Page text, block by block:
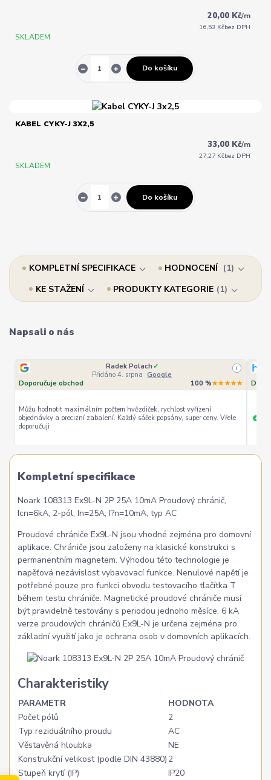
20,00 Kč/m
16,53 Kčbez DPH
SKLADEM
Do košíku
KABEL CYKY-J 3X2,5
33,00 Kč/m
27,27 Kčbez DPH
SKLADEM
Do košíku
KOMPLETNÍ SPECIFIKACE HODNOCENÍ
1
KE STAŽENÍ
PRODUKTY KATEGORIE 1
Napsali o nás
Radek Polach ✓
Přidáno 4. srpna · Google
i
Doporučuje obchod 100 %★★★★★
Můžu hodnotit maximálním počtem hvězdiček, rychlost vyřízení
objednávky a precizní zabalení. Každý sáček popsány, super ceny. Vřele
doporučuji
+
Kompletní specifikace
Noark 108313 Ex9L-N 2P 25A 10mA Proudový chránič,
Icn=6kA, 2-pól, In=25A, I?n=10mA, typ AC
Proudové chrániče Ex9L-N jsou vhodné zejména pro domovní
aplikace. Chrániče jsou založeny na klasické konstrukci s
permanentním magnetem. Výhodou této technologie je
napěťová nezávislost vybavovací funkce. Nenulové napětí je
potřebné pouze pro funkci obvodu testovacího tlačítka T
během testu chrániče. Magnetické proudové chrániče musí
být pravidelně testovány s periodou jednoho měsíce. 6 kA
verze proudových chráničů Ex9L-N je určena zejména pro
základní využití jako je ochrana osob v domovních aplikacích.
Charakteristiky
PARAMETR
HODNOTA
Počet pólů
2
Typ reziduálního proudu
AC
Věstavěná hloubka
NE
Konstrukční velikost (podle DIN 43880) 2
Stupeň krytí (IP)
IP20